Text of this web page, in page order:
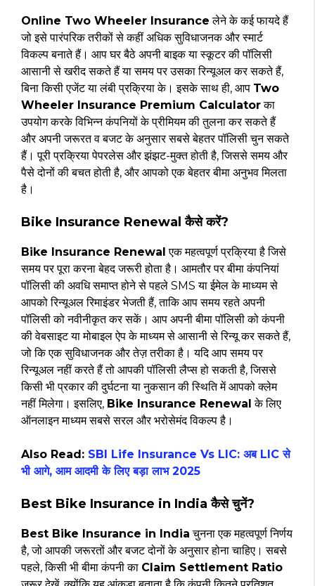
Online Two Wheeler Insurance लेने के कई फायदे हैं
जो इसे पारंपरिक तरीकों से कहीं अधिक सुविधाजनक और स्मार्ट
विकल्प बनाते हैं। आप घर बैठे अपनी बाइक या स्कूटर की पॉलिसी
आसानी से खरीद सकते हैं या समय पर उसका रिन्यूअल कर सकते हैं,
बिना किसी एजेंट या लंबी प्रक्रिया के। इसके साथ ही, आप Two
Wheeler Insurance Premium Calculatorका
उपयोग करके विभिन्न कंपनियों के प्रीमियम की तुलना कर सकते हैं
और अपनी जरूरत व बजट के अनुसार सबसे बेहतर पॉलिसी चुन सकते
हैं। पूरी प्रक्रिया पेपरलेस और झंझट-मुक्त होती है, जिससे समय और
पैसे दोनों की बचत होती है, और आपको एक बेहतर बीमा अनुभव मिलता
है।
Bike Insurance Renewal कैसे करें?
Bike Insurance Renewal एक महत्वपूर्ण प्रक्रिया है जिसे
समय पर पूरा करना बेहद जरूरी होता है। आमतौर पर बीमा कंपनियां
पॉलिसी की अवधि समाप्त होने से पहले SMS या ईमेल के माध्यम से
आपको रिन्यूअल रिमाइंडर भेजती हैं, ताकि आप समय रहते अपनी
पॉलिसी को नवीनीकृत कर सकें। आप अपनी बीमा पॉलिसी को कंपनी
की वेबसाइट या मोबाइल ऐप के माध्यम से आसानी से रिन्यू कर सकते हैं,
जो कि एक सुविधाजनक और तेज़ तरीका है। यदि आप समय पर
रिन्यूअल नहीं करते हैं तो आपकी पॉलिसी लैप्स हो सकती है, जिससे
किसी भी प्रकार की दुर्घटना या नुकसान की स्थिति में आपको क्लेम
नहीं मिलेगा। इसलिए, Bike Insurance Renewal के लिए
ऑनलाइन माध्यम सबसे सरल और भरोसेमंद विकल्प है।
Also Read: SBI Life Insurance Vs LIC: अब LIC से
भी आगे, आम आदमी के लिए बड़ा लाभ 2025
Best Bike Insurance in India कैसे चुनें?
Best Bike Insurance in India चुनना एक महत्वपूर्ण निर्णय
है, जो आपकी जरूरतों और बजट दोनों के अनुसार होना चाहिए। सबसे
पहले, किसी भी बीमा कंपनी का Claim Settlement Ratio